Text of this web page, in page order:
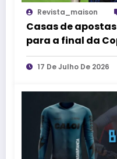
Revista_maison
Casas de
para a final da
17 De Julho De 2026